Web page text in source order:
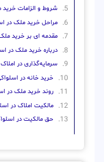
شروط و الزامات
مراحل خرید ملک در
مقدمه ای بر خرید
درباره خرید ملک در
سرمایه‌گذاری در
خرید خانه در
روند خرید ملک در
مالکیت املاک در
حق مالکیت در